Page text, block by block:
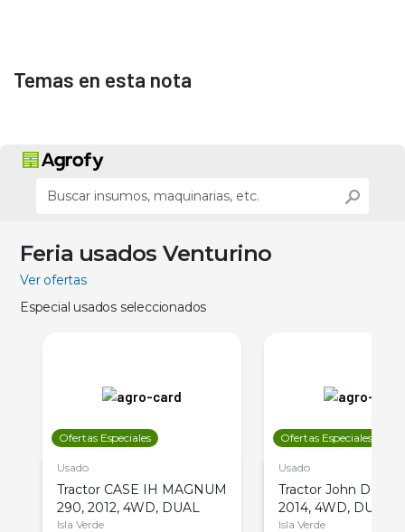
Temas en esta nota
Feria usados Venturino
Ver ofertas
Especial usados seleccionados
Ofertas Especiales
Usado
Tractor CASE IH MAGNUM
290, 2012, 4WD, DUAL
Isla Verde
Ofertas Especiales
Usado
Tractor John Deere
2014, 4WD, DUAL
Isla Verde